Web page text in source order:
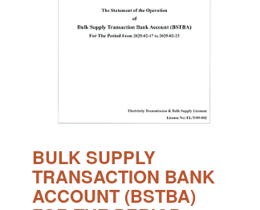
BULK SUPPLY
TRANSACTION BANK
ACCOUNT (BSTBA)